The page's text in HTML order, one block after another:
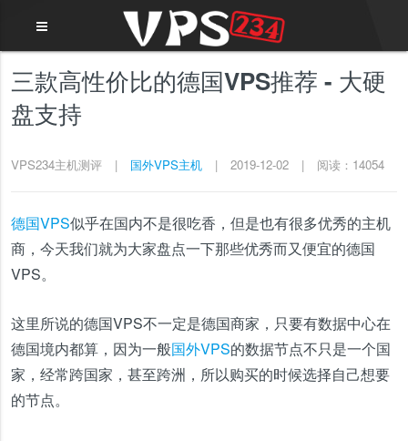
三款高性价比的德国VPS推荐 - 大硬
盘支持
VPS234主机测评 | 国外VPS主机 | 2019-12-02 | 阅读：14054
德国VPS似乎在国内不是很吃香，但是也有很多优秀的主机
商，今天我们就为大家盘点一下那些优秀而又便宜的德国
VPS。
这里所说的德国VPS不一定是德国商家，只要有数据中心在
德国境内都算，因为一般国外VPS的数据节点不只是一个国
家，经常跨国家，甚至跨洲，所以购买的时候选择自己想要
的节点。